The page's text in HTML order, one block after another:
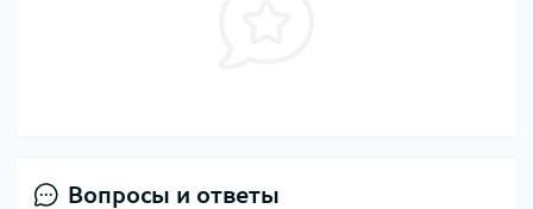
Вопросы и ответы